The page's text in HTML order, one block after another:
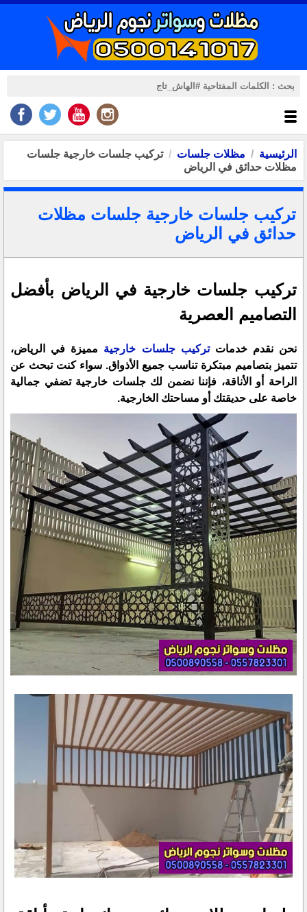
الرئيسية مظلات جلسات
تركيب جلسات خارجية جلسات
مظلات حدائق في الرياض
تركيب جلسات خارجية جلسات مظلات
حدائق في الرياض
تركيب جلسات خارجية في الرياض بأفضل
التصاميم العصرية
نحن نقدم خدماتتركيب جلسات خارجية مميزة في الرياض،
تتميز بتصاميم مبتكرة تناسب جميع الأذواق. سواء كنت تبحث عن
الراحة أو الأناقة، فإننا نضمن لك جلسات خارجية تضفي جمالية
خاصة على حديقتك أو مساحتك الخارجية.